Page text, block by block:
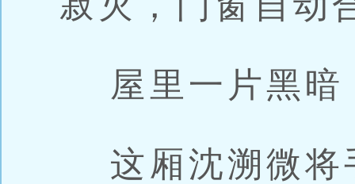
屋里一片黑暗
这厢沈溯微将